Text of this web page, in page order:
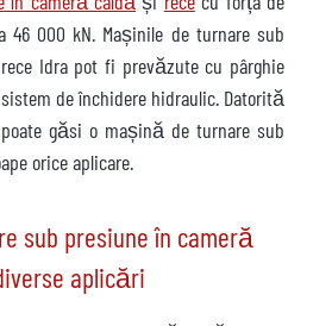
46 000 kN. Mașinile de turnare sub
Idra pot fi prevăzute cu pârghie
de închidere hidraulic. Datorită
găsi o mașină de turnare sub
orice aplicare.
sub presiune în cameră
aplicări